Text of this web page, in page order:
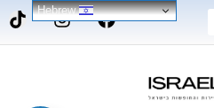
Hebrew